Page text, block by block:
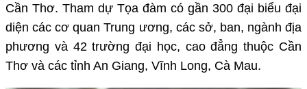
Cần Thơ. Tham dự Tọa đàm có gần 300 đại biểu đại
diện các cơ quan Trung ương, các sở, ban, ngành địa
phương và 42 trường đại học, cao đẳng thuộc Cần
Thơ và các tỉnh An Giang, Vĩnh Long, Cà Mau.